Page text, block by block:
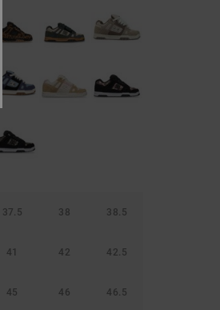
37.5 38 38.5
41 42 42.5
45 46 46.5